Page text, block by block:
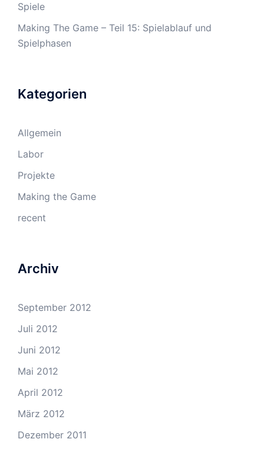
Spiele
Making The Game – Teil 15: Spielablauf und
Spielphasen
Kategorien
Allgemein
Labor
Projekte
Making the Game
recent
Archiv
September 2012
Juli 2012
Juni 2012
Mai 2012
April 2012
März 2012
Dezember 2011